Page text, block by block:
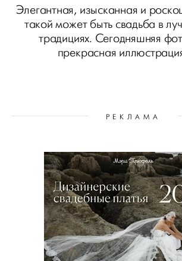
Элегантная, изысканная и
такой может быть свадьба в
традициях. Сегодняшняя
прекрасная
РЕКЛАМА